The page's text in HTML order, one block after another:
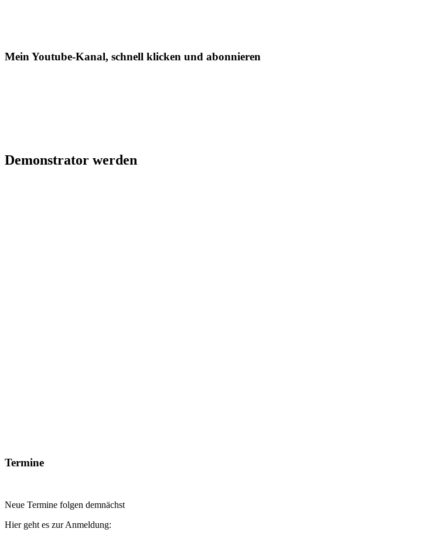
Mein Youtube-Kanal, schnell klicken und abonnieren
Demonstrator werden
Termine
Neue Termine folgen demnächst
Hier geht es zur Anmeldung: